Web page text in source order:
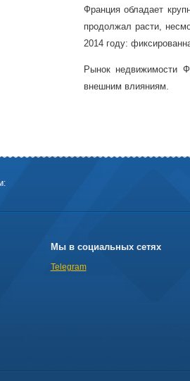
Франция обладает
продолжал расти,
2014 году:
Рынок недвижимости
внешним влияниям.
Мы в социальных сетях
Telegram